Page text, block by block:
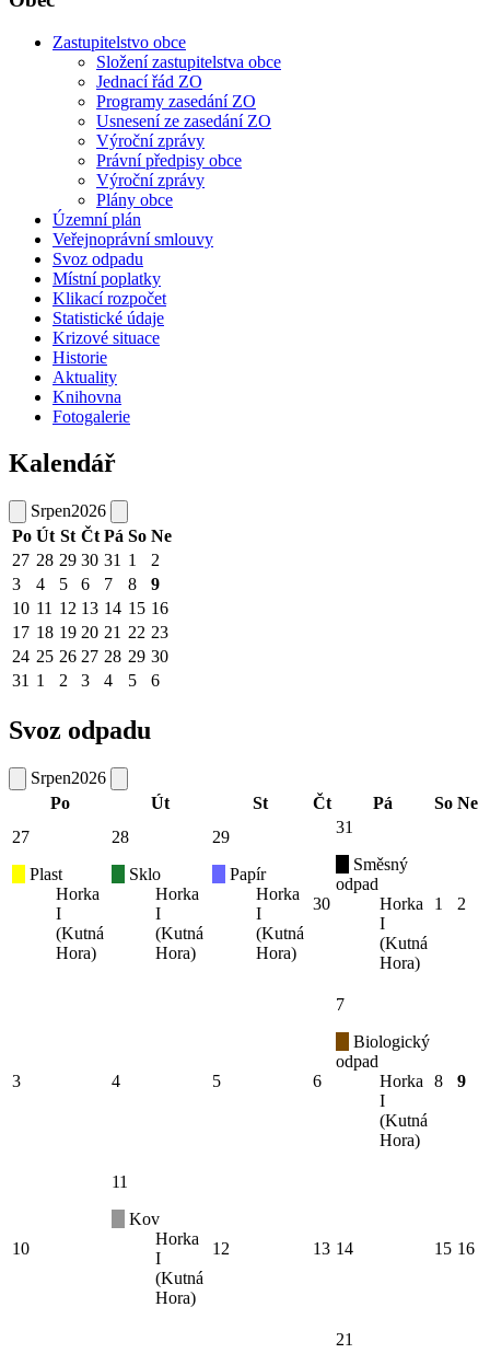
Zastupitelstvo obce
Složení zastupitelstva obce
Jednací řád ZO
Programy zasedání ZO
Usnesení ze zasedání ZO
Výroční zprávy
Právní předpisy obce
Výroční zprávy
Plány obce
Územní plán
Veřejnoprávní smlouvy
Svoz odpadu
Místní poplatky
Klikací rozpočet
Statistické údaje
Krizové situace
Historie
Aktuality
Knihovna
Fotogalerie
Kalendář
Srpen2026
Po Út St Čt Pá So Ne
27 28 29 30 31 1
2
3
4 5 6 7 8
9
10 11 12 13 14 15 16
17 18 19 20 21 22 23
24 25 26 27 28 29 30
31 1 2 3 4 5 6
Svoz odpadu
Srpen2026
Po
Út St Čt Pá So Ne
27
Plast
Horka
I
(Kutná
Hora)
28
Sklo
Horka
I
(Kutná
Hora)
29
Papír
Horka
I
(Kutná
Hora)
30
31
Směsný
odpad
Horka
I
(Kutná
Hora)
1 2
3 4 5 6
7
Biologický
odpad
Horka
I
(Kutná
Hora)
8 9
10
11
Kov
Horka
I
(Kutná
Hora)
12 13 14 15 16
21